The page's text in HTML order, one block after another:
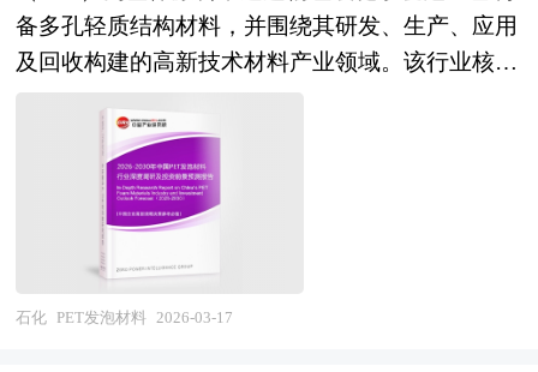
告，以专业的研究方法帮助客户深入的了解农药行
业，发现投资价值和投资机会，规避经营风险，提
高管理和运营能力。农药行业报告是从事农药行业
投资之前，对农药行业相关各种因素进行具体调
查、研究、分析，评估项目可行性、效果效益程
度，提出建设性意见建议对策等，为农药行业投资
决策者和主管机关审批的研究性报告。以阐述对农
药行业的理论认识为主要内容，重在研究农药行业
本质及规律性认识的研究。农药行业研究报告持续
发展方向不可多得的精品。除提供《2026-2030年
版石油行业兼并重组机会研究及决策咨询报告》
外，我们也可以根据企业具体项目要求专项编写专
业定制版，并根据详细要求合理报价，为企业兼并
重组提供全程指引服务。 1、中研普华作为卖方顾
问提供的服务内容： 并购可行性分析、价值评估
咨询、业务诊断及分析；寻找与推荐策略投资者，
就交易结构和交易方案设计提供专业意见；协助准
备信息备忘录和投资意向书，就投资者的选择和接
（DMFC）因其结构简单、低温启动快、能量密度
高等特点，在便携式电子设备和分布式能源系统中
安全监管、公众认知与基础设施配套等挑战，尤其
在民用领域需严防误饮与泄漏风险。未来，在政策
引导、技术创新与产业链协同下，甲醇将从传统化
工品逐步演变为集“碳资源载体、清洁能源、绿色
原料”于一体的多功能战略物资，深度融入我国新
型能源体系与循环经济格局。 《2026-2030年甲
对一个建筑物的重要性，有了这张“蓝图”，区域才
能在有规划有计划的基础上进行更好的区域建设。
特定区域内某个产业的快速健康发展有赖于当地政
府以前瞻性的眼光拟定科学合理的发展规划，特别
是一些战略性新兴产业更需要地方政府制定切实可
行的扶持和培育规划。通过区域产业规划来确定地
方经济发展的产业支撑体系，为招商工作确定方向
和框架。我们针对各大城市、区县镇等区域的产业
发展规划，将围绕“产业分析→产业定位→产业规
备多孔轻质结构材料，并围绕其研发、生产、应用
及回收构建的高新技术材料产业领域。该行业核心
性，通过先进的发泡技术实现材料的轻量化、高强
度与功能化协同优化，形成具备高比强度、耐高
温、阻燃、低烟无毒及环境友好等综合性能的新型
结构泡沫材料。 随着全球对可持续发展和循环经
济的高度重视，PET发泡材料因其可100%回收再
利用、碳足迹显著低于传统泡沫材料的优势，成为
石化 PET发泡材料 2026-03-17